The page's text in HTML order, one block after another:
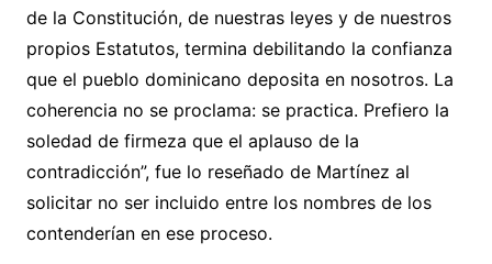
de la Constitución, de nuestras leyes y de nuestros
propios Estatutos, termina debilitando la confianza
que el pueblo dominicano deposita en nosotros. La
coherencia no se proclama: se practica. Prefiero la
soledad de firmeza que el aplauso de la
contradicción”, fue lo reseñado de Martínez al
solicitar no ser incluido entre los nombres de los
contenderían en ese proceso.